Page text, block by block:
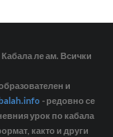
ле ам. Всички
и
- редовно се
урок по кабала
както и други